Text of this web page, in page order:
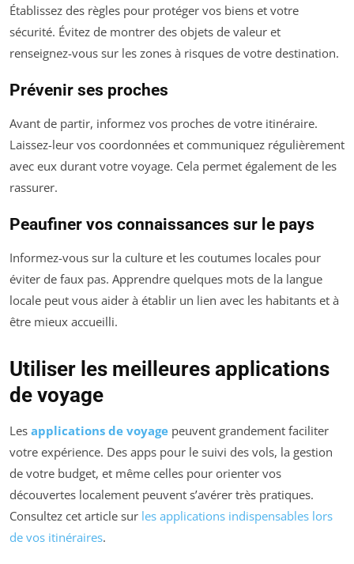
Établissez des règles pour protéger vos biens et votre
sécurité. Évitez de montrer des objets de valeur et
renseignez-vous sur les zones à risques de votre destination.
Prévenir ses proches
Avant de partir, informez vos proches de votre itinéraire.
Laissez-leur vos coordonnées et communiquez régulièrement
avec eux durant votre voyage. Cela permet également de les
rassurer.
Peaufiner vos connaissances sur le pays
Informez-vous sur la culture et les coutumes locales pour
éviter de faux pas. Apprendre quelques mots de la langue
locale peut vous aider à établir un lien avec les habitants et à
être mieux accueilli.
Utiliser les meilleures applications
de voyage
Les applications de voyage peuvent grandement faciliter
votre expérience. Des apps pour le suivi des vols, la gestion
de votre budget, et même celles pour orienter vos
découvertes localement peuvent s’avérer très pratiques.
Consultez cet article sur les applications indispensables lors
de vos itinéraires.